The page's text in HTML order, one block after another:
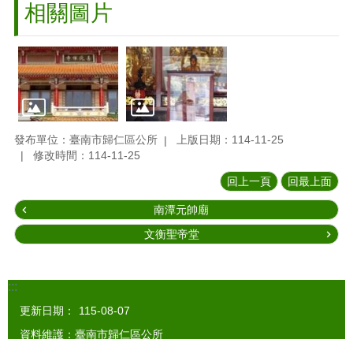
相關圖片
發布單位：臺南市歸仁區公所
上版日期：114-11-25
修改時間：114-11-25
回上一頁 回最上面
南潭元帥廟
文衡聖帝堂
:::
更新日期：
115-08-07
資料維護：臺南市歸仁區公所